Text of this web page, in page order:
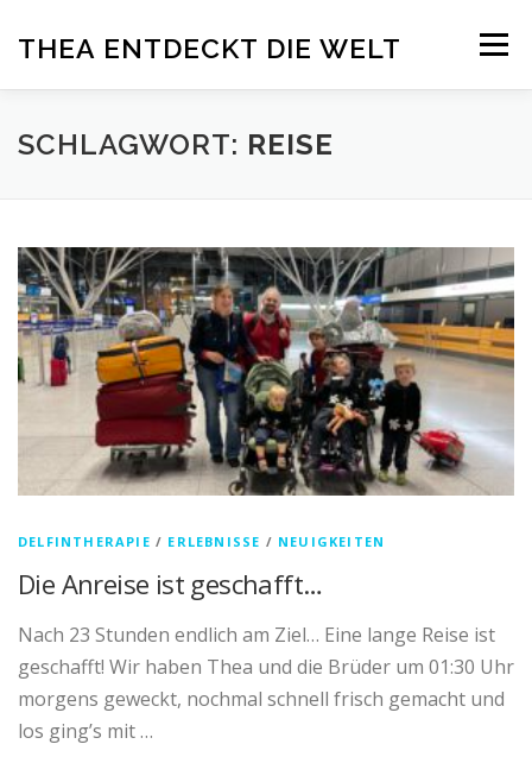
Inhalt
THEA ENTDECKT DIE WELT Menü
ÜBER THEA DELFINTHERAPIE
SCHLAGWORT: REISE
DELFINTHERAPIE / ERLEBNISSE / NEUIGKEITEN
Die Anreise ist geschafft…
Nach 23 Stunden endlich am Ziel… Eine lange Reise ist
geschafft! Wir haben Thea und die Brüder um 01:30 Uhr
morgens geweckt, nochmal schnell frisch gemacht und
los ging’s mit …